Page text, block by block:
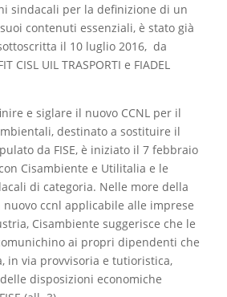
sindacali per la definizione di un
contenuti essenziali, è stato già
il 10 luglio 2016, da
CISL UIL TRASPORTI e FIADEL
e siglare il nuovo CCNL per il
destinato a sostituire il
da FISE, è iniziato il 7 febbraio
Cisambiente e Utilitalia e le
di categoria. Nelle more della
ccnl applicabile alle imprese
Cisambiente suggerisce che le
ai propri dipendenti che
in via provvisoria e tutioristica,
disposizioni economiche